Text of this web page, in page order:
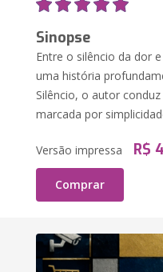
Sinopse
Entre o silêncio da dor
uma história
Silêncio, o autor
marcada por
Versão impressa R$
Comprar